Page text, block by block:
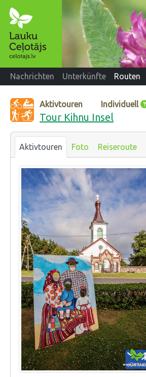
Nachrichten Unterkünfte Routen
Aktivtouren Individuell
Tour Kihnu Insel
Aktivtouren Foto Reiseroute